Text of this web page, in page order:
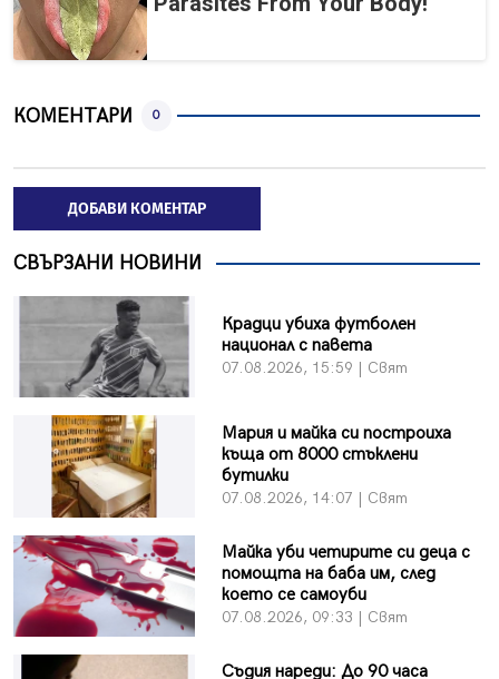
КОМЕНТАРИ 0
ДОБАВИ КОМЕНТАР
СВЪРЗАНИ НОВИНИ
Крадци убиха футболен
национал с павета
07.08.2026, 15:59 | Свят
Мария и майка си построиха
къща от 8000 стъклени
бутилки
07.08.2026, 14:07 | Свят
Майка уби четирите си деца с
помощта на баба им, след
което се самоуби
07.08.2026, 09:33 | Свят
Съдия нареди: До 90 часа